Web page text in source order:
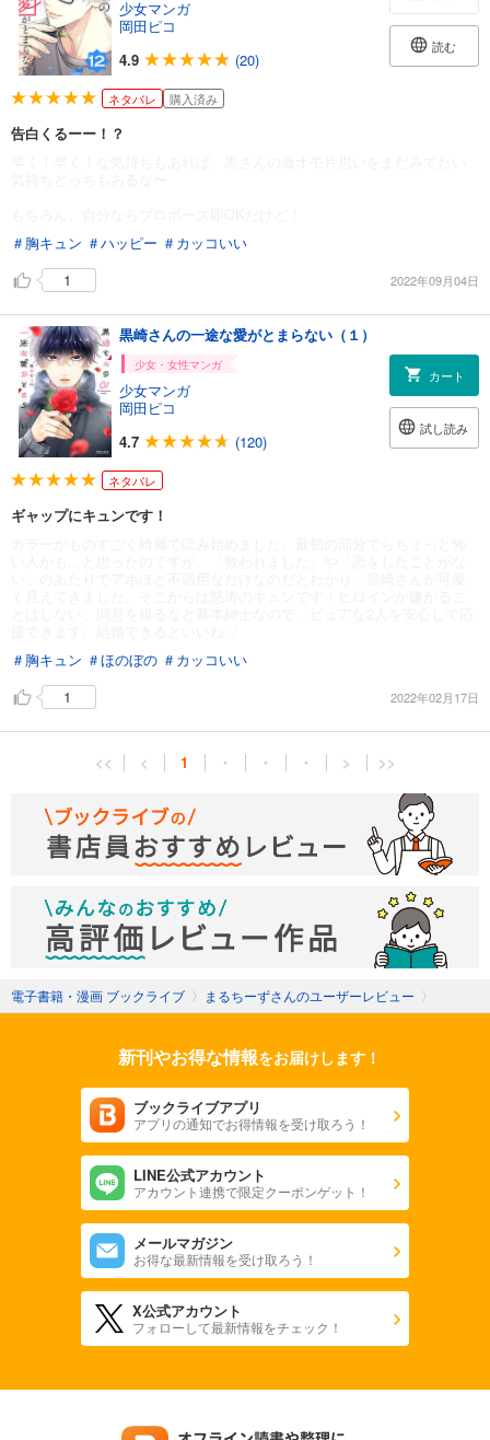
少女マンガ
岡田ピコ
4.9
(20)
読む
ネタバレ 購入済み
告白くるーー！？
＃胸キュン ＃ハッピー ＃カッコいい
1
2022年09月04日
黒崎さんの一途な愛がとまらない（１）
少女・女性マンガ
少女マンガ
岡田ピコ
4.7
(120)
カート
試し読み
ネタバレ
ギャップにキュンです！
＃胸キュン ＃ほのぼの ＃カッコいい
1
2022年02月17日
<< < 1 ・ ・ ・ > >>
電子書籍・漫画 ブックライブ 〉 まるちーずさんのユーザーレビュー 〉
新刊やお得な情報をお届けします！
ブックライブアプリ
アプリの通知でお得情報を受け取ろう！
LINE公式アカウント
アカウント連携で限定クーポンゲット！
メールマガジン
お得な最新情報を受け取ろう！
X公式アカウント
フォローして最新情報をチェック！